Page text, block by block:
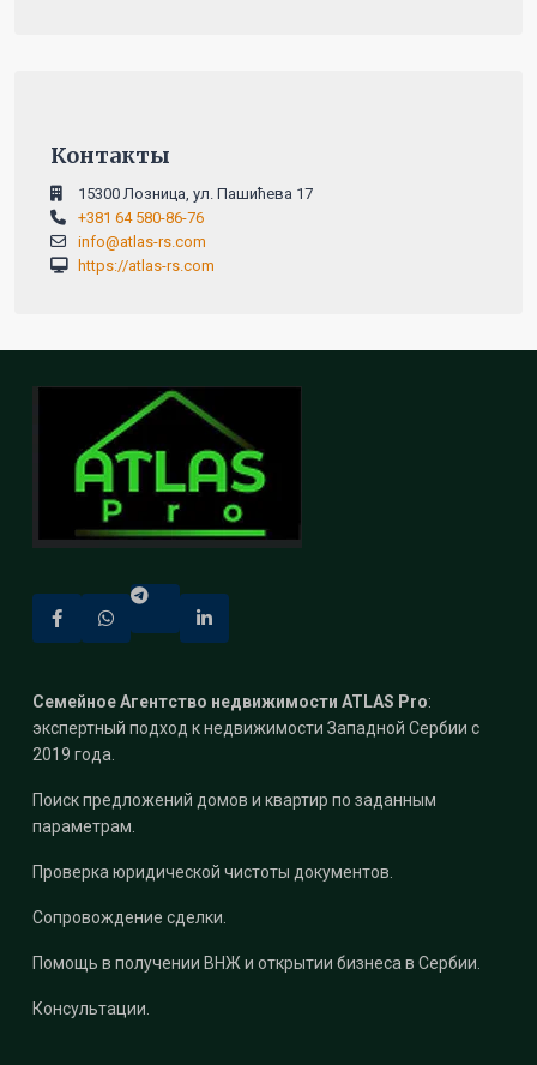
Контакты
15300 Лозница, ул. Пашићева 17
+381 64 580-86-76
info@atlas-rs.com
https://atlas-rs.com
Семейное Агентство недвижимости ATLAS Pro:
экспертный подход к недвижимости Западной Сербии с
2019 года.
Поиск предложений домов и квартир по заданным
параметрам.
Проверка юридической чистоты документов.
Сопровождение сделки.
Помощь в получении ВНЖ и открытии бизнеса в Сербии.
Консультации.